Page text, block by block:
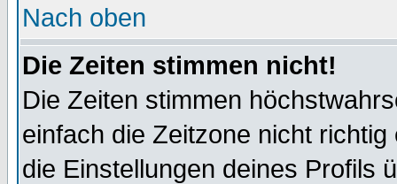
Nach oben
Die Zeiten stimmen nicht!
Die Zeiten stimmen
einfach die Zeitzone nicht
die Einstellungen deines Profils